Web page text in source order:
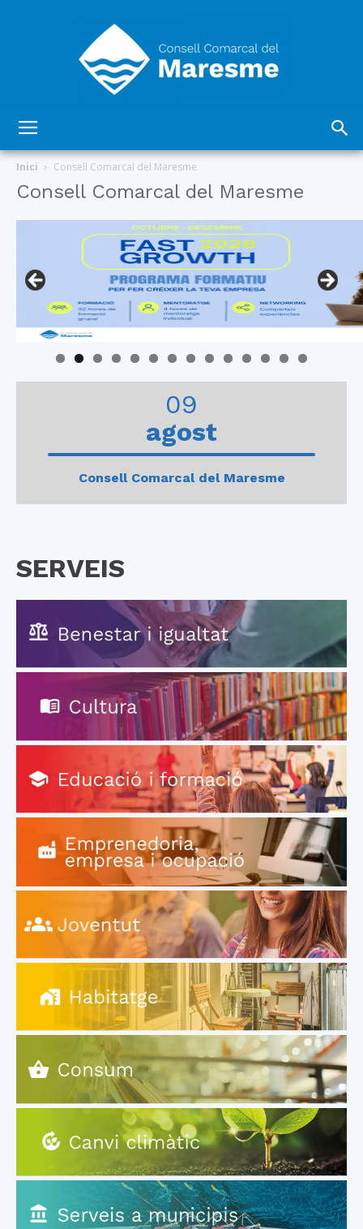
del
Maresme
Inici Consell Comarcal del Maresme
Consell Comarcal del Maresme
0 1 2 3 4
09
agost
Consell Comarcal del Maresme
SERVEIS